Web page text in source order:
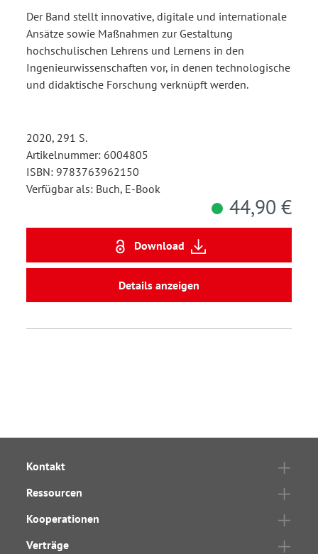
Der Band stellt innovative, digitale und internationale
Ansätze sowie Maßnahmen zur Gestaltung
hochschulischen Lehrens und Lernens in den
Ingenieurwissenschaften vor, in denen technologische
und didaktische Forschung verknüpft werden.
2020, 291 S.
Artikelnummer: 6004805
ISBN: 9783763962150
Verfügbar als: Buch, E-Book
44,90 €
Download
Details anzeigen
Kontakt
Ressourcen
Kooperationen
Verträge